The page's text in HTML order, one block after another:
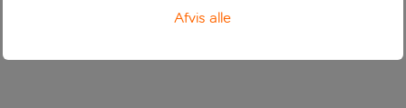
Afvis alle